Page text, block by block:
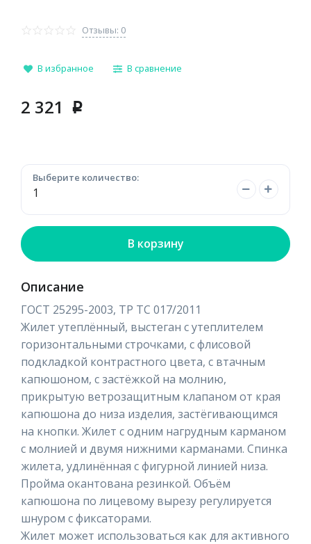
Отзывы: 0
В избранное В сравнение
2 321 p
Выберите количество:
В корзину
Описание
ГОСТ 25295-2003, ТР ТС 017/2011
Жилет утеплённый, выстеган с утеплителем
горизонтальными строчками, с флисовой
подкладкой контрастного цвета, с втачным
капюшоном, с застёжкой на молнию,
прикрытую ветрозащитным клапаном от края
капюшона до низа изделия, застёгивающимся
на кнопки. Жилет с одним нагрудным карманом
с молнией и двумя нижними карманами. Спинка
жилета, удлинённая с фигурной линией низа.
Пройма окантована резинкой. Объём
капюшона по лицевому вырезу регулируется
шнуром с фиксаторами.
Жилет может использоваться как для активного